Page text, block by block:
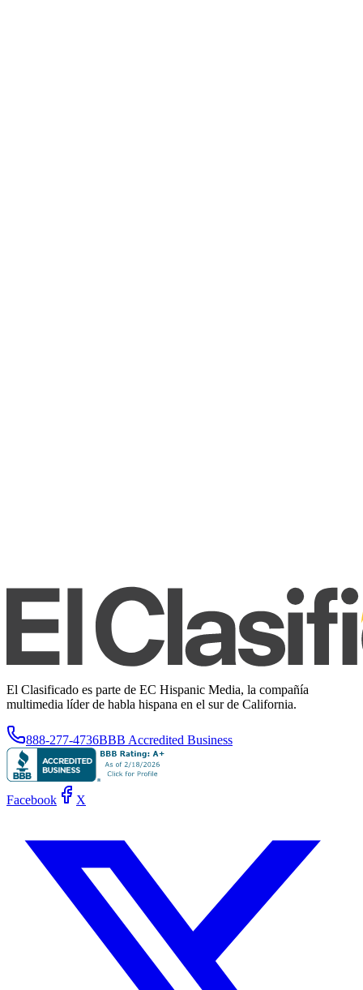
El Clasificado es parte de EC Hispanic Media, la compañía
multimedia líder de habla hispana en el sur de California.
888-277-4736BBB Accredited Business
Facebook X